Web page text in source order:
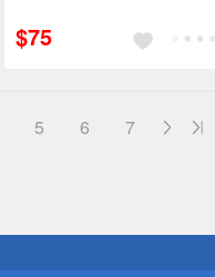
$75
5 6 7